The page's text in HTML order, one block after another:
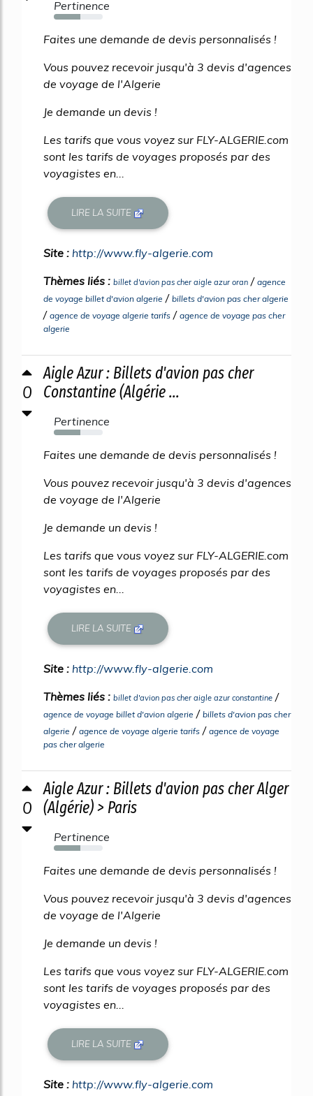
Pertinence
54%
Faites une demande de devis personnalisés !
Vous pouvez recevoir jusqu'à 3 devis d'agences
de voyage de l'Algerie
Je demande un devis !
Les tarifs que vous voyez sur FLY-ALGERIE.com
sont les tarifs de voyages proposés par des
voyagistes en...
LIRE LA SUITE
Site : http://www.fly-algerie.com
Thèmes liés : billet d'avion pas cher aigle azur oran / agence
de voyage billet d'avion algerie / billets d'avion pas cher algerie
/ agence de voyage algerie tarifs / agence de voyage pas cher
algerie
0
Aigle Azur : Billets d'avion pas cher
Constantine (Algérie ...
Pertinence
54%
Faites une demande de devis personnalisés !
Vous pouvez recevoir jusqu'à 3 devis d'agences
de voyage de l'Algerie
Je demande un devis !
Les tarifs que vous voyez sur FLY-ALGERIE.com
sont les tarifs de voyages proposés par des
voyagistes en...
LIRE LA SUITE
Site : http://www.fly-algerie.com
Thèmes liés : billet d'avion pas cher aigle azur constantine /
agence de voyage billet d'avion algerie / billets d'avion pas cher
algerie / agence de voyage algerie tarifs / agence de voyage
pas cher algerie
0
Aigle Azur : Billets d'avion pas cher Alger
(Algérie) > Paris
Pertinence
54%
Faites une demande de devis personnalisés !
Vous pouvez recevoir jusqu'à 3 devis d'agences
de voyage de l'Algerie
Je demande un devis !
Les tarifs que vous voyez sur FLY-ALGERIE.com
sont les tarifs de voyages proposés par des
voyagistes en...
LIRE LA SUITE
Site : http://www.fly-algerie.com